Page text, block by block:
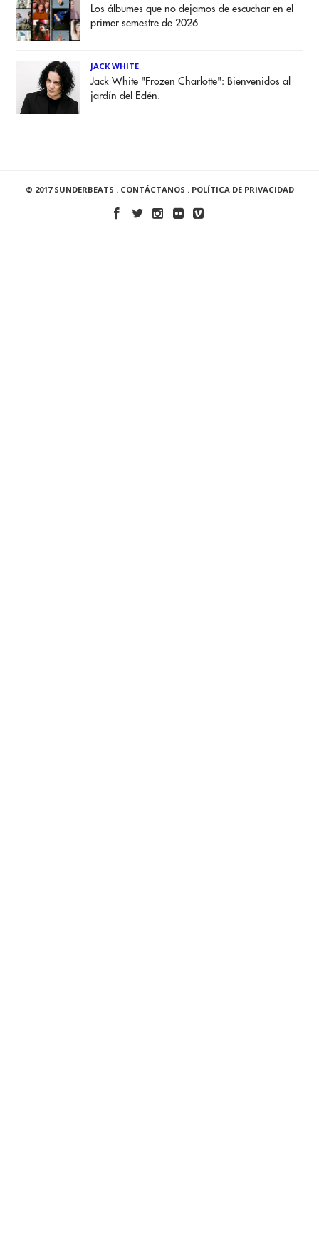
Los álbumes que no dejamos de escuchar en el
primer semestre de 2026
JACK WHITE
Jack White "Frozen Charlotte": Bienvenidos al
jardín del Edén.
© 2017 SUNDERBEATS . CONTÁCTANOS . POLÍTICA DE PRIVACIDAD